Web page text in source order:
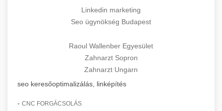
Linkedin marketing
Seo ügynökség Budapest
Raoul Wallenber Egyesület
Zahnarzt Sopron
Zahnarzt Ungarn
seo keresőoptimalizálás, linképítés
- CNC FORGÁCSOLÁS